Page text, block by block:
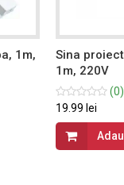
1m,
Sina
1m, 220V
(0)
19.99 lei